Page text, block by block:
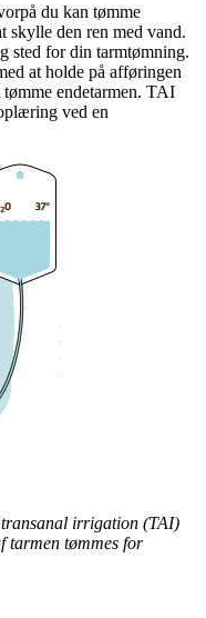
du kan tømme
skylle den ren med vand.
sted for din tarmtømning.
at holde på afføringen
endetarmen. TAI
ved en
irrigation (TAI)
tarmen tømmes for